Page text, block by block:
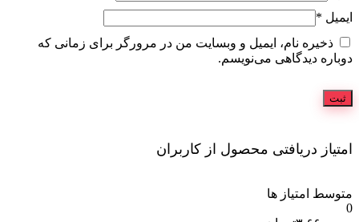
ایمیل *
ذخیره نام، ایمیل و وبسایت من در مرورگر برای زمانی که
دوباره دیدگاهی می‌نویسم.
امتیاز دریافتی محصول از کاربران
متوسط امتیاز ها
0